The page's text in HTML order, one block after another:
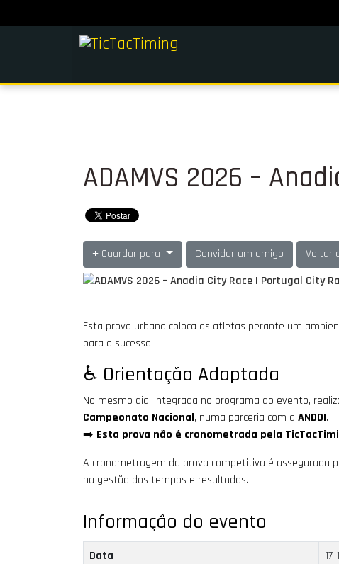
ADAMVS 2026 –
Guardar para Convidar um amigo
Voltar
Esta prova urbana coloca os atletas perante um
para o sucesso.
♿ Orientação Adaptada
No mesmo dia, integrada no programa do evento,
Campeonato Nacional, numa parceria com a ANDDI.
➡️ Esta prova não é cronometrada pela
A cronometragem da prova competitiva é assegurada
na gestão dos tempos e resultados.
Informação do evento
Data